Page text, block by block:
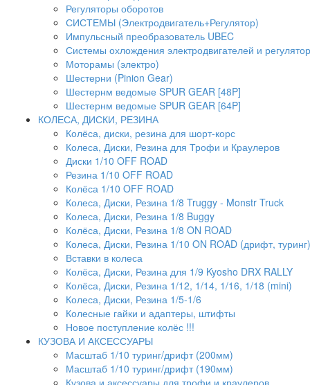
Регуляторы оборотов
СИСТЕМЫ (Электродвигатель+Регулятор)
Импульсный преобразователь UBEC
Системы охлождения электродвигателей и
Моторамы (электро)
Шестерни (Pinion Gear)
Шестернм ведомые SPUR GEAR [48P]
Шестернм ведомые SPUR GEAR [64P]
КОЛЕСА, ДИСКИ, РЕЗИНА
Колёса, диски, резина для шорт-корс
Колеса, Диски, Резина для Трофи и Краулеров
Диски 1/10 OFF ROAD
Резина 1/10 OFF ROAD
Колёса 1/10 OFF ROAD
Колеса, Диски, Резина 1/8 Truggy - Monstr Truck
Колеса, Диски, Резина 1/8 Buggy
Колёса, Диски, Резина 1/8 ON ROAD
Колеса, Диски, Резина 1/10 ON ROAD (дрифт, туринг)
Вставки в колеса
Колёса, Диски, Резина для 1/9 Kyosho DRX RALLY
Колёса, Диски, Резина 1/12, 1/14, 1/16, 1/18 (mini)
Колеса, Диски, Резина 1/5-1/6
Колесные гайки и адаптеры, штифты
Новое поступление колёс !!!
КУЗОВА И АКСЕССУАРЫ
Масштаб 1/10 туринг/дрифт (200мм)
Масштаб 1/10 туринг/дрифт (190мм)
Кузова и аксессуары для трофи и краулеров